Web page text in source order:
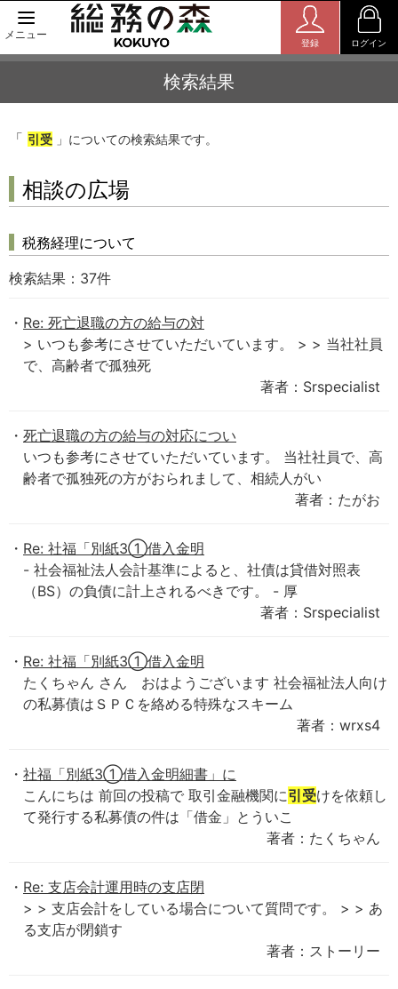
メニュー
登録 ログイン
検索結果
「 引受 」についての検索結果です。
相談の広場
税務経理について
検索結果： 37件
Re: 死亡退職の方の給与の対
> いつも参考にさせていただいています。 > > 当社社員
で、高齢者で孤独死
著者：Srspecialist
死亡退職の方の給与の対応につい
いつも参考にさせていただいています。 当社社員で、高
齢者で孤独死の方がおられまして、相続人がい
著者：たがお
Re: 社福「別紙3①借入金明
- 社会福祉法人会計基準によると、社債は貸借対照表
（BS）の負債に計上されるべきです。 - 厚
著者：Srspecialist
Re: 社福「別紙3①借入金明
たくちゃん さん おはようございます 社会福祉法人向け
の私募債はＳＰＣを絡める特殊なスキーム
著者：wrxs4
社福「別紙3①借入金明細書」に
こんにちは 前回の投稿で 取引金融機関に引受けを依頼し
て発行する私募債の件は「借金」とういこ
著者：たくちゃん
Re: 支店会計運用時の支店閉
> > 支店会計をしている場合について質問です。 > > あ
る支店が閉鎖す
著者：ストーリー